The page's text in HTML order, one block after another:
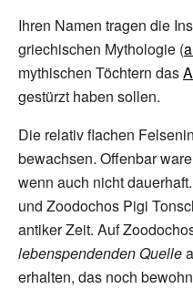
Ihren Namen tragen die
griechischen Mythologie (
mythischen Töchtern das
gestürzt haben sollen.
Die relativ flachen
bewachsen. Offenbar
wenn auch nicht
und Zoodochos Pigi
antiker Zeit. Auf
lebenspendenden Quelle
erhalten, das noch